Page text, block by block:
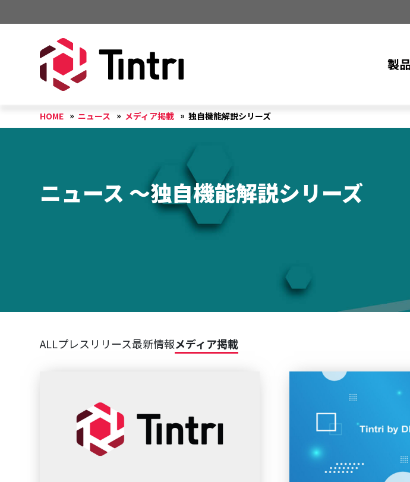
製
HOME ニュース メディア掲載 独自機能解説シリーズ
ニュース ～独自機能解説シリーズ
ALLプレスリリース最新情報メディア掲載